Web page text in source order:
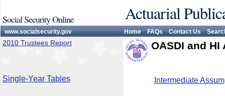
Social Security Online Actuarial
www.socialsecurity.gov Home FAQs Contact Us
2010 Trustees Report OASDI and
Single-Year Tables Intermediate